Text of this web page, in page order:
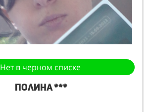
Нет в черном списке
Полина ***